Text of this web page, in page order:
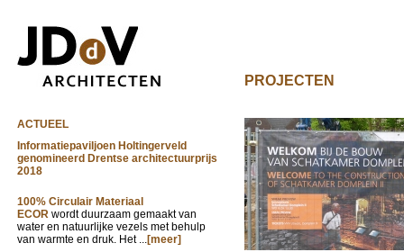
PROJECTEN
ACTUEEL
Informatiepaviljoen Holtingerveld
genomineerd Drentse architectuurprijs
2018
100% Circulair Materiaal
ECOR wordt duurzaam gemaakt van
water en natuurlijke vezels met behulp
van warmte en druk. Het ...[meer]